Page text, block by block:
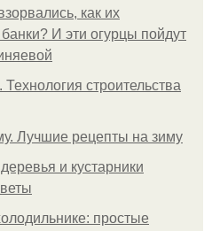
как их
И эти огурцы пойдут
строительства
Лучшие рецепты на зиму
и кустарники
простые